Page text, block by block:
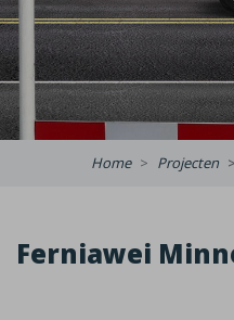
Home Projecten
Ferniawei